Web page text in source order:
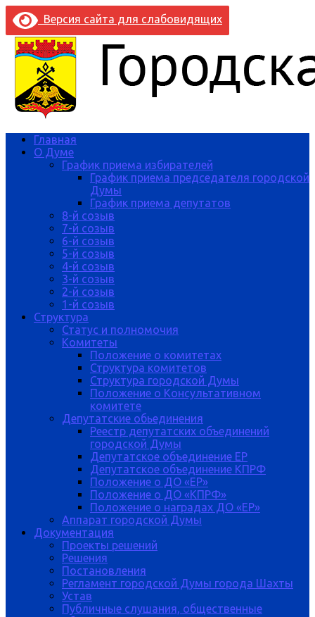
Версия сайта для слабовидящих
Главная
О Думе
График приема избирателей
График приема председателя городской
Думы
График приема депутатов
8-й созыв
7-й созыв
6-й созыв
5-й созыв
4-й созыв
3-й созыв
2-й созыв
1-й созыв
Структура
Статус и полномочия
Комитеты
Положение о комитетах
Структура комитетов
Структура городской Думы
Положение о Консультативном
комитете
Депутатские обьединения
Реестр депутатских объединений
городской Думы
Депутатское объединение ЕР
Депутатское объединение КПРФ
Положение о ДО «ЕР»
Положение о ДО «КПРФ»
Положение о наградах ДО «ЕР»
Аппарат городской Думы
Документация
Проекты решений
Решения
Постановления
Регламент городской Думы города Шахты
Устав
Публичные слушания, общественные